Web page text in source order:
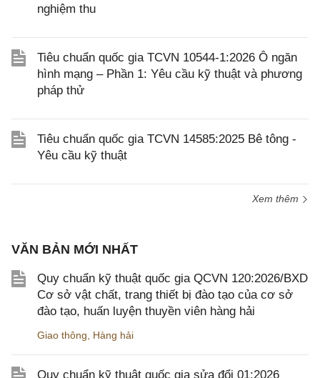
nghiệm thu
Tiêu chuẩn quốc gia TCVN 10544-1:2026 Ô ngăn
hình mạng – Phần 1: Yêu cầu kỹ thuật và phương
pháp thử
Tiêu chuẩn quốc gia TCVN 14585:2025 Bê tông -
Yêu cầu kỹ thuật
Xem thêm
VĂN BẢN MỚI NHẤT
Quy chuẩn kỹ thuật quốc gia QCVN 120:2026/BXD
Cơ sở vật chất, trang thiết bị đào tạo của cơ sở
đào tạo, huấn luyện thuyền viên hàng hải
Giao thông Hàng hải
Quy chuẩn kỹ thuật quốc gia sửa đổi 01:2026